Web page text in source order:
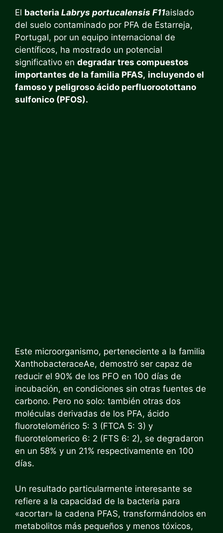
El bacteria Labrys portucalensis F11aislado
del suelo contaminado por PFA de Estarreja,
Portugal, por un equipo internacional de
científicos, ha mostrado un potencial
significativo en degradar tres compuestos
importantes de la familia PFAS, incluyendo el
famoso y peligroso ácido perfluorootottano
sulfonico (PFOS).
Este microorganismo, perteneciente a la familia
XanthobacteraceAe, demostró ser capaz de
reducir el 90% de los PFO en 100 días de
incubación, en condiciones sin otras fuentes de
carbono. Pero no solo: también otras dos
moléculas derivadas de los PFA, ácido
fluorotelomérico 5: 3 (FTCA 5: 3) y
fluorotelomerico 6: 2 (FTS 6: 2), se degradaron
en un 58% y un 21% respectivamente en 100
días.
Un resultado particularmente interesante se
refiere a la capacidad de la bacteria para
«acortar» la cadena PFAS, transformándolos en
metabolitos más pequeños y menos tóxicos,